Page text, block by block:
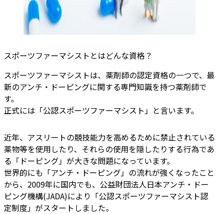
スポーツファーマシストとはどんな資格？
スポーツファーマシストは、薬剤師の認定資格の一つで、最
新のアンチ・ドーピングに関する専門知識を持つ薬剤師で
す。
正式には「公認スポーツファーマシスト」と言います。
近年、アスリートの競技能力を高めるために禁止されている
薬物等を使用したり、それらの使用を隠したりする行為であ
る「ドーピング」が大きな問題になっています。
世界的にも「アンチ・ドーピング」の流れが強くなったこと
から、2009年に国内でも、公益財団法人日本アンチ・ドー
ピング機構(JADA)により「公認スポーツファーマシスト認
定制度」がスタートしました。